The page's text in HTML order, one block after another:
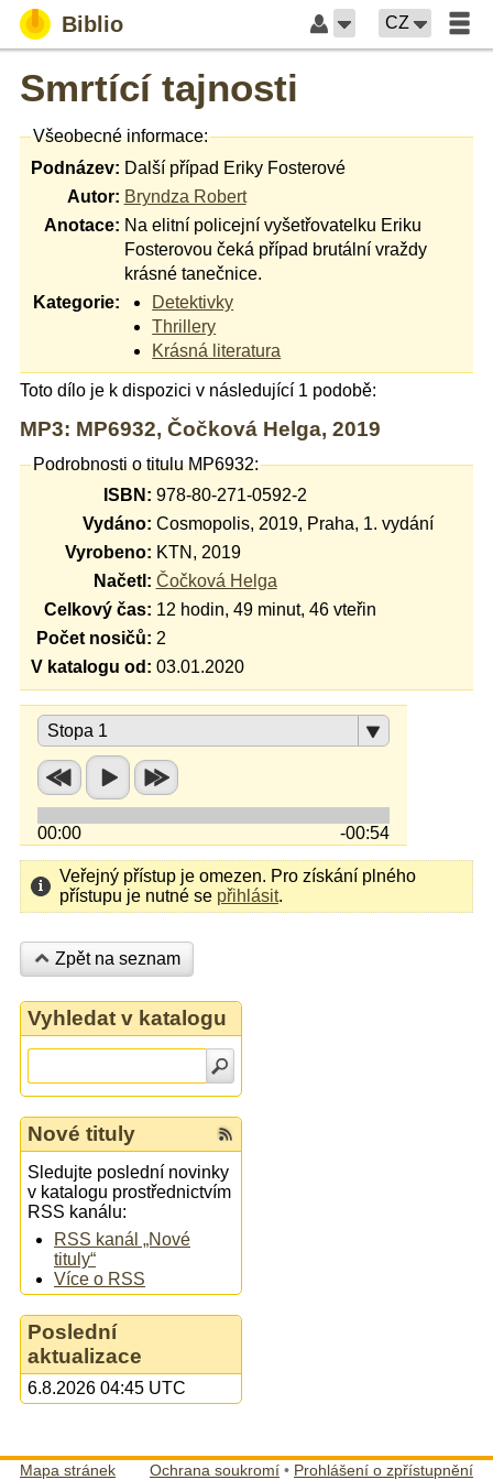
Biblio CZ
Smrtící tajnosti
Všeobecné informace:
Podnázev: Další případ Eriky Fosterové
Autor: Bryndza Robert
Anotace: Na elitní policejní vyšetřovatelku Eriku
Fosterovou čeká případ brutální vraždy
krásné tanečnice.
Kategorie:
Detektivky
Thrillery
Krásná literatura
Toto dílo je k dispozici v následující 1 podobě:
MP3: MP6932, Čočková Helga, 2019
Podrobnosti o titulu MP6932:
ISBN: 978-80-271-0592-2
Vydáno: Cosmopolis, 2019, Praha, 1. vydání
Vyrobeno: KTN, 2019
Načetl: Čočková Helga
Celkový čas: 12 hodin, 49 minut, 46 vteřin
Počet nosičů: 2
V katalogu od: 03.01.2020
Stopa 1
00:00 -00:54
Veřejný přístup je omezen. Pro získání plného
přístupu je nutné se přihlásit.
Zpět na seznam
Vyhledat v katalogu
Nové tituly
Sledujte poslední novinky
v katalogu prostřednictvím
RSS kanálu:
RSS kanál „Nové
tituly“
Více o RSS
Poslední
aktualizace
6.8.2026 04:45 UTC
Mapa stránek Ochrana soukromí • Prohlášení o zpřístupnění